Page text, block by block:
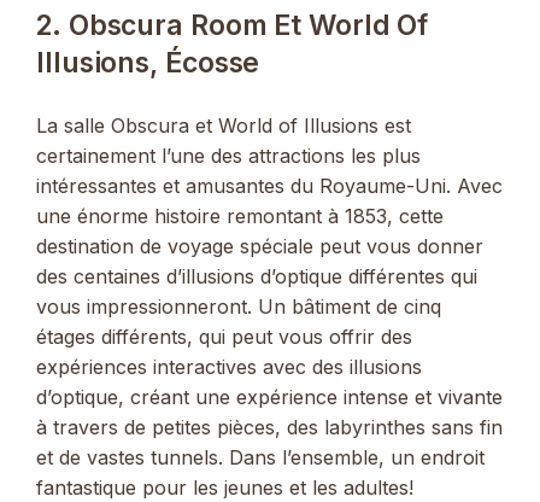
2. Obscura Room Et World Of
Illusions, Écosse
La salle Obscura et World of Illusions est
certainement l’une des attractions les plus
intéressantes et amusantes du Royaume-Uni. Avec
une énorme histoire remontant à 1853, cette
destination de voyage spéciale peut vous donner
des centaines d’illusions d’optique différentes qui
vous impressionneront. Un bâtiment de cinq
étages différents, qui peut vous offrir des
expériences interactives avec des illusions
d’optique, créant une expérience intense et vivante
à travers de petites pièces, des labyrinthes sans fin
et de vastes tunnels. Dans l’ensemble, un endroit
fantastique pour les jeunes et les adultes!